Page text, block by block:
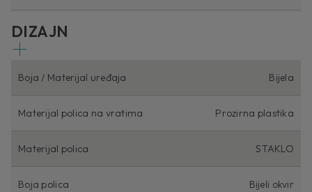
DIZAJN
Boja / Materijal uređaja Bijela
Materijal polica na vratima Prozirna plastika
Materijal polica STAKLO
Boja polica Bijeli okvir